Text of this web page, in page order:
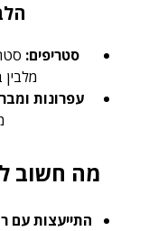
סטריפים:
עפרונות
מה חשוב
התייעצות עם